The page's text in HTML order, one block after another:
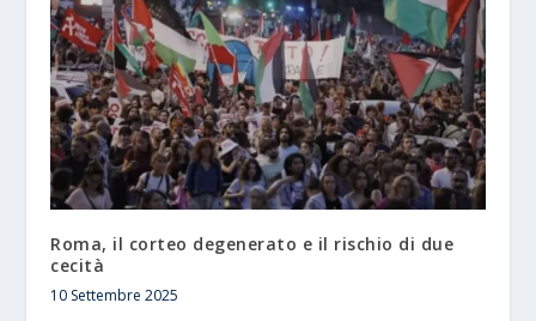
Roma, il corteo degenerato e il rischio di due
cecità
10 Settembre 2025